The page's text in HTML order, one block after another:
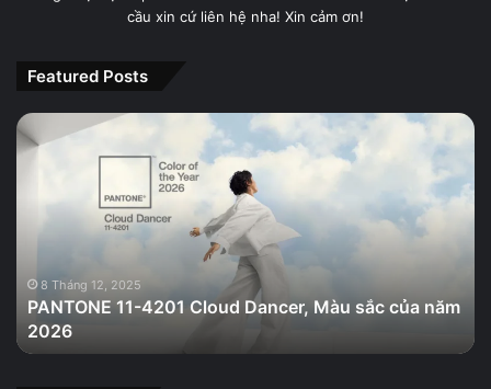
cầu xin cứ liên hệ nha! Xin cảm ơn!
Featured Posts
PANTONE
11-
Màu
của
năm
2026
8 Tháng 12, 2025
PANTONE 11-4201 Cloud Dancer, Màu sắc của năm
2026